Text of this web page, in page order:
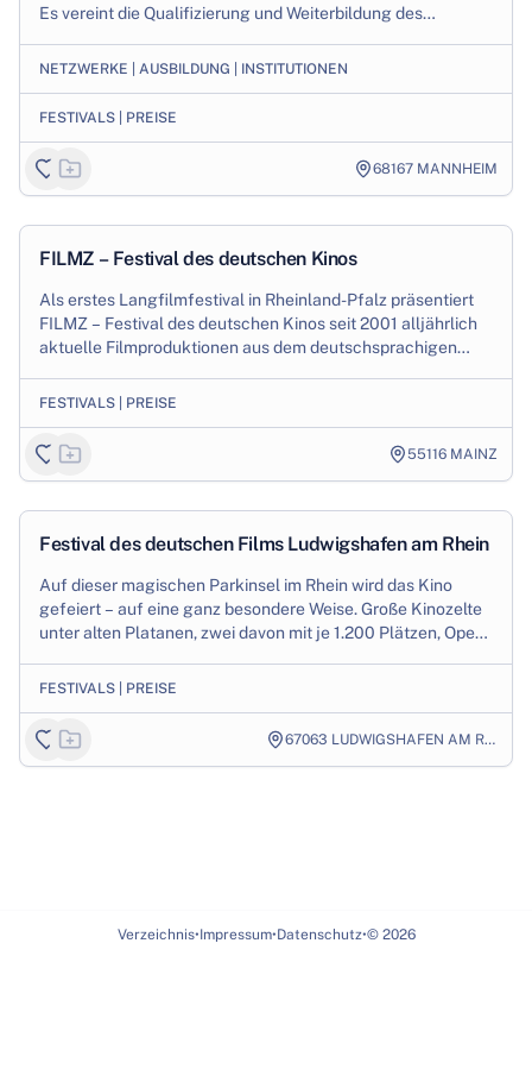
Es vereint die Qualifizierung und Weiterbildung des
NETZWERKE | AUSBILDUNG | INSTITUTIONEN
FESTIVALS | PREISE
68167 MANNHEIM
Production
FILMZ – Festival des deutschen Kinos
Als erstes Langfilmfestival in Rheinland-Pfalz präsentiert
FILMZ – Festival des deutschen Kinos seit 2001 alljährlich
aktuelle Filmproduktionen aus dem deutschsprachigen
FESTIVALS | PREISE
55116 MAINZ
Production /
Festival des deutschen Films Ludwigshafen am Rhein
Auf dieser magischen Parkinsel im Rhein wird das Kino
gefeiert – auf eine ganz besondere Weise. Große Kinozelte
unter alten Platanen, zwei davon mit je 1.200 Plätzen, Open-
FESTIVALS | PREISE
67063 LUDWIGSHAFEN AM RHEIN
Verzeichnis•Impressum•Datenschutz•© 2026